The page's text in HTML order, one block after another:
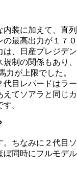
装に加えて、直列
の最高出力が１７０
は、日産プレジデン
制の関係もあり、
力が上限でした。
代目レパードはラー
えてソアラと同じカ
。
ちなみに２代目ソ
ぼ同時にフルモデル